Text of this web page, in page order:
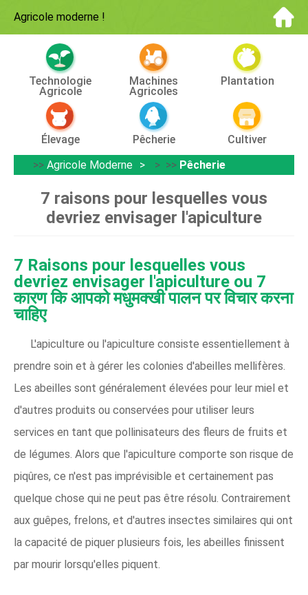
Agricole moderne !
Technologie
Agricole
Machines
Agricoles
Plantation
Élevage Pêcherie
Cultiver
>> Agricole Moderne > >> Pêcherie
7 raisons pour lesquelles vous
devriez envisager l'apiculture
7 Raisons pour lesquelles vous
devriez envisager l'apiculture ou 7
कारण कि आपको मधुमक्खी पालन पर विचार करना
चाहिए
L'apiculture ou l'apiculture consiste essentiellement à
prendre soin et à gérer les colonies d'abeilles mellifères.
Les abeilles sont généralement élevées pour leur miel et
d'autres produits ou conservées pour utiliser leurs
services en tant que pollinisateurs des fleurs de fruits et
de légumes. Alors que l'apiculture comporte son risque de
piqûres, ce n'est pas imprévisible et certainement pas
quelque chose qui ne peut pas être résolu. Contrairement
aux guêpes, frelons, et d'autres insectes similaires qui ont
la capacité de piquer plusieurs fois, les abeilles finissent
par mourir lorsqu'elles piquent.